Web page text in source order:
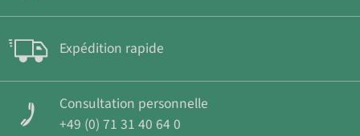
Expédition rapide
Consultation personnelle
+49 (0) 71 31 40 64 0